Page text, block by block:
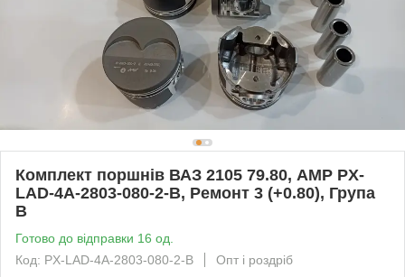
Комплект поршнів ВАЗ 2105 79.80, AMP PX-
LAD-4A-2803-080-2-B, Ремонт 3 (+0.80), Група
B
Готово до відправки 16 од.
Код: PX-LAD-4A-2803-080-2-B
Опт і роздріб